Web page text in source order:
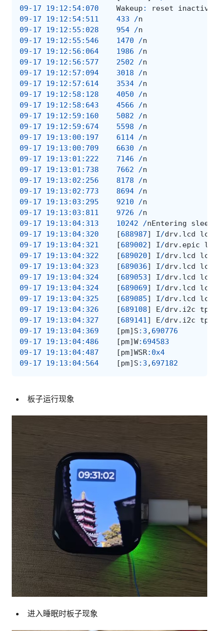
09-17
19 : 12 : 54: 070 Wakeup : reset inactive
09-17
19 : 12 : 54: 511 433 /n
09-17
19 : 12 : 55 : 028 954 /n
09-17
19 : 12 : 55 : 546 1470 /n
09-17
19 : 12 : 56 : 064 1986 /n
09-17
19 : 12 : 56 : 577 2502 /n
09-17
19 : 12 : 57 : 094 3018 /n
09-17
19 : 12 : 57 : 614 3534 /n
09-17
19 : 12 : 58 : 128 4050 /n
09-17
19 : 12 : 58 : 643 4566 /n
09-17
19 : 12 : 59 : 160 5082 /n
09-17
19 : 12 : 59 : 674 5598 /n
09-17
19 : 13 : 00 : 197 6114 /n
09-17
19 : 13 : 00 : 709 6630 /n
09-17
19 : 13 : 01 : 222 7146 /n
09-17
19 : 13 : 01 : 738 7662 /n
09-17
19 : 13 : 02 : 256 8178 /n
09-17
19 : 13 : 02 : 773 8694 /n
09-17
19 : 13 : 03 : 295 9210 /n
09-17
19 : 13 : 03 : 811 9726 /n
09-17
19 : 13 : 04: 313 10242 /nEntering sleep
09-17
19 : 13 : 04: 320 [688987] I/drv. lcd
09-17
19 : 13 : 04: 321 [689002] I/drv. epic
09-17
19 : 13 : 04: 322 [689020] I/drv. lcd
09-17
19 : 13 : 04: 323 [689036] I/drv. lcd
09-17
19 : 13 : 04: 324 [689053] I/drv. lcd
09-17
19 : 13 : 04: 324 [689069] I/drv. lcd
09-17
19 : 13 : 04: 325 [689085] I/drv. lcd
09-17
19 : 13 : 04: 326 [689108] E/drv. i2c
09-17
19 : 13 : 04: 327 [689141 ] E/drv. i2c
09-17
19 : 13 : 04: 369 [pm] S : 3 , 690776
09-17
19 : 13 : 04:486 [pm]W: 694583
09-17
19 : 13 : 04:487 [pm]WSR: 0x4
09-17
19 : 13 : 04: 564 [pm] S : 3 , 697182
板子运行现象
进入睡眠时板子现象